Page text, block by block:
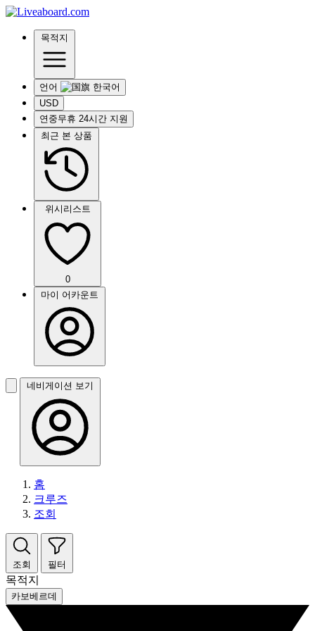
목적지
언어
USD
연중무휴 24시간 지원
최근 본 상품
위시리스트
0
마이 어카운트
네비게이션 보기
홈
크루즈
조회
조회 필터
목적지
카보베르데